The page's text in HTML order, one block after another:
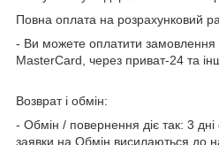
Повна оплата на розрахунковий
- Ви можете оплатити замовлення
MasterCard, через приват-24 та
Возврат і обмін:
- Обмін / повернення діє так: 3 дні
заявки на Обмін висилаються до